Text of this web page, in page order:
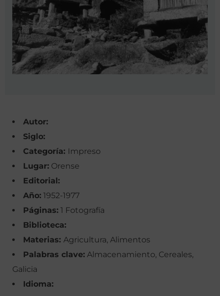
Autor:
Siglo:
Categoría: Impreso
Lugar: Orense
Editorial:
Año: 1952-1977
Páginas: 1 Fotografía
Biblioteca:
Materias: Agricultura, Alimentos
Palabras clave: Almacenamiento, Cereales,
Galicia
Idioma: